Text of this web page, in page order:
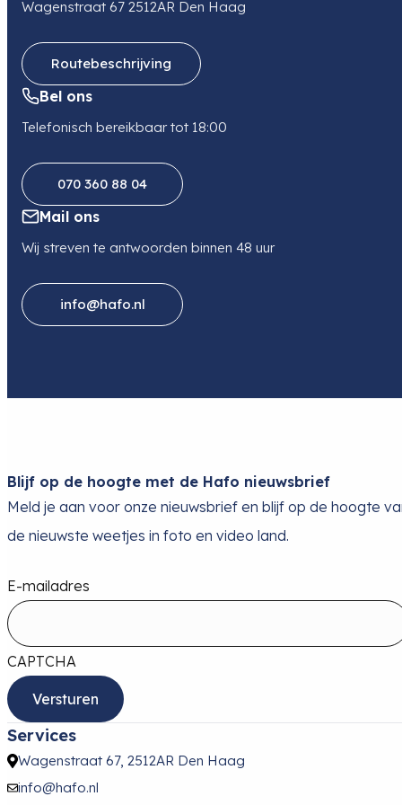
0505499949
Wagenstraat 67 2512AR Den Haag
Routebeschrijving
Bel ons
Telefonisch bereikbaar tot 18:00
070 360 88 04
Mail ons
Wij streven te antwoorden binnen 48 uur
info@hafo.nl
Blijf op de hoogte met de Hafo nieuwsbrief
Meld je aan voor onze nieuwsbrief en blijf op de hoogte
de nieuwste weetjes in foto en video land.
E-mailadres
CAPTCHA
Services
Wagenstraat 67, 2512AR Den Haag
info@hafo.nl